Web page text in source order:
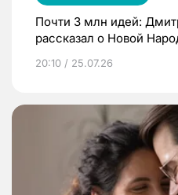
Почти 3 млн идей:
рассказал о Новой
20:10 / 25.07.26